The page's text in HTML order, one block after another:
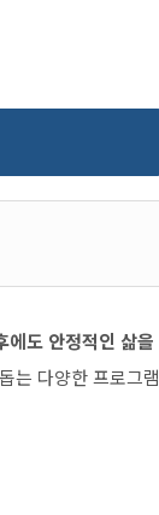
에도 안정적인 삶을
는 다양한 프로그램